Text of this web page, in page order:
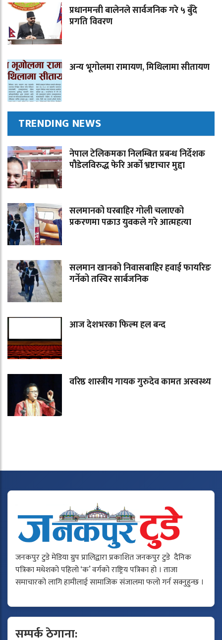
प्रधानमन्त्री बालेनले सार्वजनिक गरे ५ बुँदे
प्रगति विवरण
अन्य भूगोलमा रामायण, मिथिलामा सीतायण
TRENDING NEWS
नेपाल टेलिकमका निलम्बित प्रबन्ध निर्देशक
पौडेलविरुद्ध फेरि अर्को भ्रष्टाचार मुद्दा
सलमानको घरबाहिर गोली चलाएको
प्रकरणमा पक्राउ युवकले गरे आत्महत्या
सलमान खानको निवासबाहिर हवाई फायरिङ
गर्नेको तस्विर सार्बजनिक
आज देशभरका फिल्म हल बन्द
वरिष्ठ शास्त्रीय गायक गुरुदेव कामत अस्वस्थ्य
जनकपुर टुडे मेडिया ग्रुप प्रालिद्वारा प्रकाशित जनकपुर टुडे दैनिक
पत्रिका मधेशको पहिलो ‘क’ वर्गको राष्ट्रिय पत्रिका हो । ताजा
समाचारको लागि हामीलाई सामाजिक संजालमा फलो गर्न सक्नुहुन्छ ।
सम्पर्क ठेगाना: